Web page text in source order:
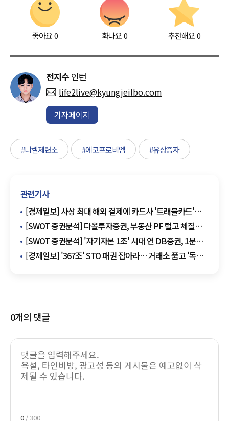
좋아요0 화나요0 추천해요 0
전지수 인턴
life2live@kyungjeilbo.com
기자페이지
#니켈제련소 #에코프로비엠 #유상증자
관련기사
[경제일보] 사상 최대 해외 결제에 카드사 '트래블카드'
전쟁
[SWOT 증권분석] 다올투자증권, 부동산 PF 털고 체질
개선…지배구조 안정·신사업으로 재도약 시동
[SWOT 증권분석] '자기자본 1조' 시대 연 DB증권, 1분기
호실적 업고 '연순익 1000억' 탈환 정조준
[경제일보] '367조' STO 패권 잡아라… 거래소 품고 '독자
0개의 댓글
0 / 300